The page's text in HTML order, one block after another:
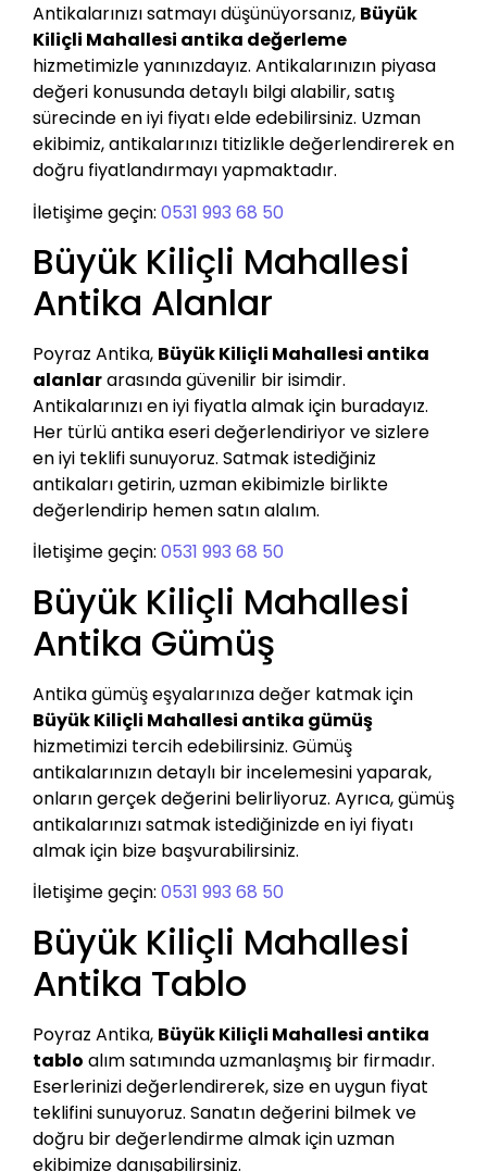
Antikalarınızı satmayı düşünüyorsanız, Büyük
Kiliçli Mahallesi antika değerleme
hizmetimizle yanınızdayız. Antikalarınızın piyasa
değeri konusunda detaylı bilgi alabilir, satış
sürecinde en iyi fiyatı elde edebilirsiniz. Uzman
ekibimiz, antikalarınızı titizlikle değerlendirerek en
doğru fiyatlandırmayı yapmaktadır.
İletişime geçin: 0531 993 68 50
Büyük Kiliçli Mahallesi
Antika Alanlar
Poyraz Antika, Büyük Kiliçli Mahallesi antika
alanlararasında güvenilir bir isimdir.
Antikalarınızı en iyi fiyatla almak için buradayız.
Her türlü antika eseri değerlendiriyor ve sizlere
en iyi teklifi sunuyoruz. Satmak istediğiniz
antikaları getirin, uzman ekibimizle birlikte
değerlendirip hemen satın alalım.
İletişime geçin: 0531 993 68 50
Büyük Kiliçli Mahallesi
Antika Gümüş
Antika gümüş eşyalarınıza değer katmak için
Büyük Kiliçli Mahallesi antika gümüş
hizmetimizi tercih edebilirsiniz. Gümüş
antikalarınızın detaylı bir incelemesini yaparak,
onların gerçek değerini belirliyoruz. Ayrıca, gümüş
antikalarınızı satmak istediğinizde en iyi fiyatı
almak için bize başvurabilirsiniz.
İletişime geçin: 0531 993 68 50
Büyük Kiliçli Mahallesi
Antika Tablo
Poyraz Antika, Büyük Kiliçli Mahallesi antika
tablo alım satımında uzmanlaşmış bir firmadır.
Eserlerinizi değerlendirerek, size en uygun fiyat
teklifini sunuyoruz. Sanatın değerini bilmek ve
doğru bir değerlendirme almak için uzman
ekibimize danışabilirsiniz.